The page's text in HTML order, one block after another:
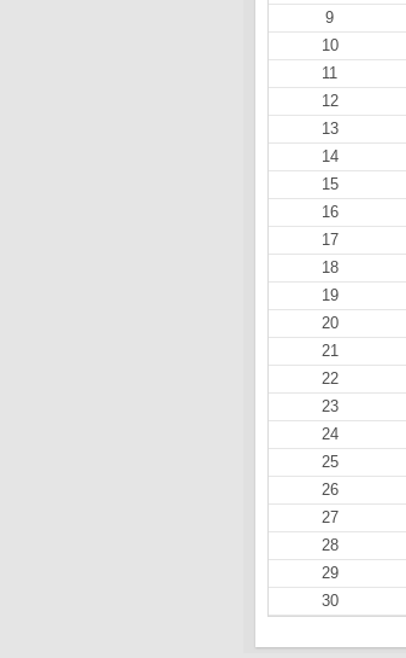
9
10
11
12
13
14
15
16
17
18
19
20
21
22
23
24
25
26
27
28
29
30